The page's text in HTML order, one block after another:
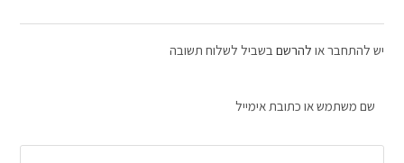
יש להתחבר או להרשם בשביל לשלוח תשובה
שם משתמש או כתובת אימייל